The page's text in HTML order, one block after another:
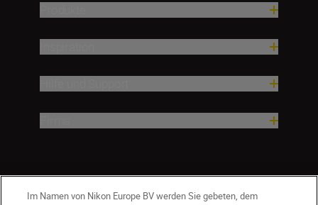
Im Namen von Nikon Europe BV werden Sie gebeten, dem